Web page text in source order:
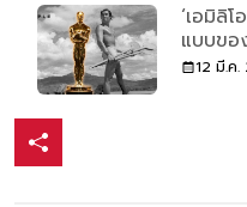
‘เอมิลิ
แบบขอ
12 มี.ค.